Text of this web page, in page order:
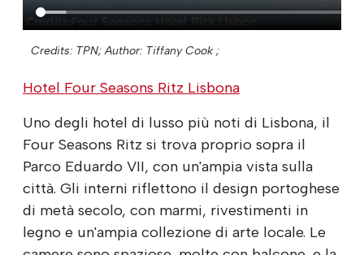
Credits: TPN; Author: Tiffany Cook ;
Hotel Four Seasons Ritz Lisbona
Uno degli hotel di lusso più noti di Lisbona, il
Four Seasons Ritz si trova proprio sopra il
Parco Eduardo VII, con un'ampia vista sulla
città. Gli interni riflettono il design portoghese
di metà secolo, con marmi, rivestimenti in
legno e un'ampia collezione di arte locale. Le